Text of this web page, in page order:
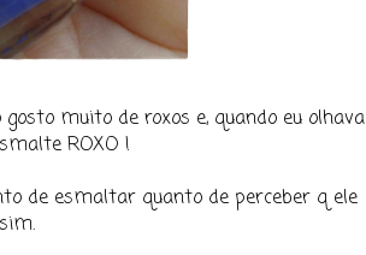
muito de roxos e, quando eu olhava
ROXO !
de esmaltar quanto de perceber q ele